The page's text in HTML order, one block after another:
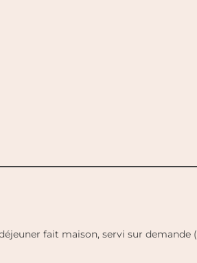
fait maison, servi sur demande (